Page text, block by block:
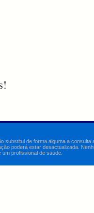
substitui de forma alguma a
poderá estar desactualizada.
profissional de saúde.